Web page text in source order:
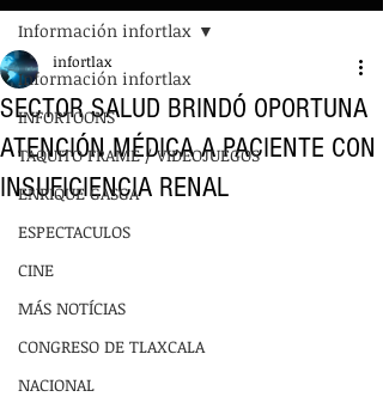
Información infortlax
INFORTOONS
TAQUITO FRAME / VIDEOJUEGOS
ENRIQUE GASGA
ESPECTACULOS
CINE
MÁS NOTÍCIAS
CONGRESO DE TLAXCALA
NACIONAL
Información infortlax
SECTOR SALUD BRINDÓ OPORTUNA
ATENCIÓN MÉDICA A PACIENTE CON
INSUFICIENCIA RENAL
infortlax